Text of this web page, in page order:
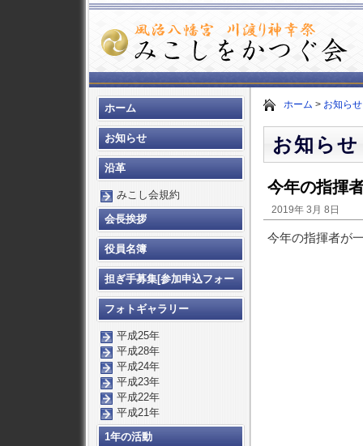
ホーム > お知らせ
お知らせ
今年の指揮
2019年 3月 8日
今年の指揮者が
ホーム
お知らせ
沿革
みこし会規約
会長挨拶
役員名簿
担ぎ手募集[参加申込フォー
ム]
フォトギャラリー
平成25年
平成28年
平成24年
平成23年
平成22年
平成21年
1年の活動